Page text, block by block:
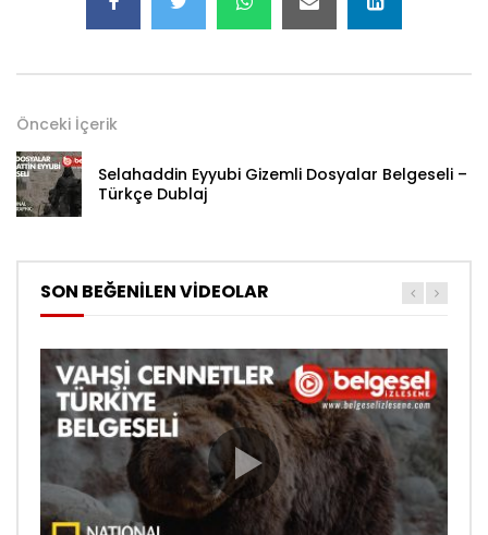
Önceki İçerik
Selahaddin Eyyubi Gizemli Dosyalar Belgeseli –
Türkçe Dublaj
SON BEĞENİLEN VİDEOLAR